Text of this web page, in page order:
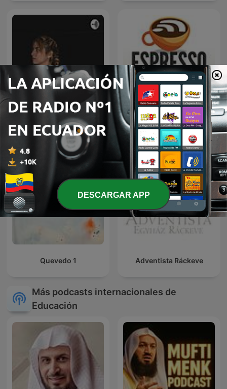
Hola otra vez yo... Espresso English Podcast
Quevedo 1 Adventista Ráckeve
Más podcasts internacionales de
Educación
DESCARGAR APP